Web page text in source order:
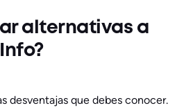
alternativas a
desventajas que debes conocer.